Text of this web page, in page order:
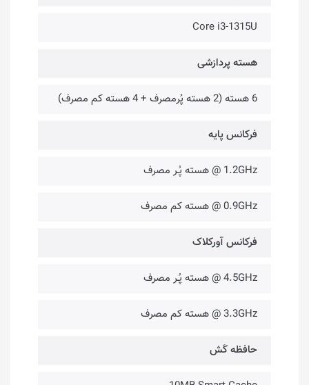
Core i3-1315U
هسته پردازشی
6 هسته (2 هسته پُرمصرف + 4 هسته کم مصرف)
فرکانس پایه
1.2GHz @ هسته پُـر مصرف
0.9GHz @ هسته کم مصرف
فرکانس آورکلاک
4.5GHz @ هسته پُـر مصرف
3.3GHz @ هسته کم مصرف
حافظه کَش